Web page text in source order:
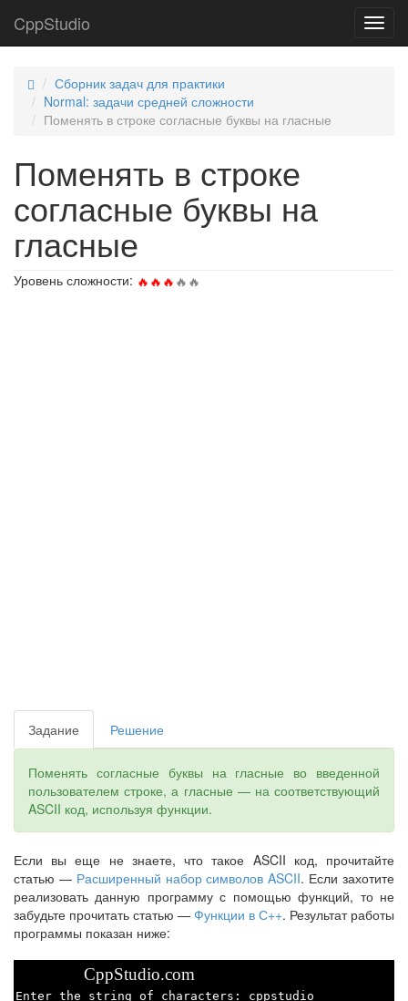
CppStudio
Сборник задач для практики
Normal: задачи средней сложности
Поменять в строке согласные буквы на гласные
Поменять в строке
согласные буквы на
гласные
Уровень сложности:
Задание Решение
Поменять согласные буквы на гласные во введенной
пользователем строке, а гласные — на соответствующий
ASCII код, используя функции.
Если вы еще не знаете, что такое ASCII код, прочитайте
статью — Расширенный набор символов ASCII. Если захотите
реализовать данную программу с помощью функций, то не
забудьте прочитать статью — Функции в С++. Результат работы
программы показан ниже:
CppStudio.com
Enter the string of characters: cppstudio